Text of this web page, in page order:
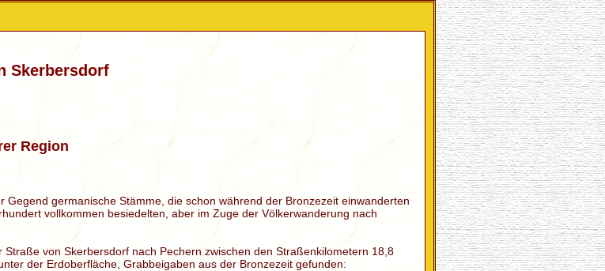
Skerbersdorf
Region
Gegend germanische Stämme, die schon während der Bronzezeit einwanderten
vollkommen besiedelten, aber im Zuge der Völkerwanderung nach
Straße von Skerbersdorf nach Pechern zwischen den Straßenkilometern 18,8
der Erdoberfläche, Grabbeigaben aus der Bronzezeit gefunden: